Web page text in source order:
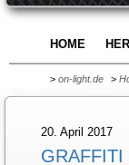
HOME
> on-light.de >
20. April 2017